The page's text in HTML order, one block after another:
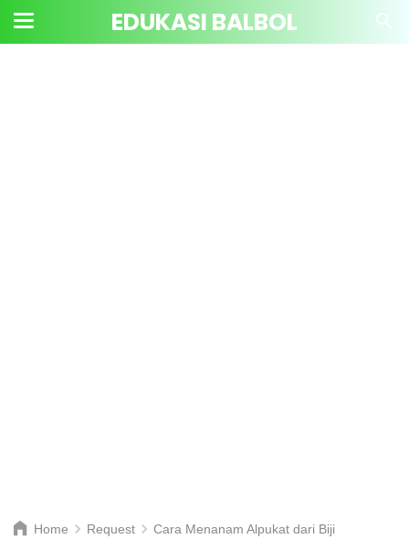
EDUKASI BALBOL
Home Request Cara Menanam Alpukat dari Biji